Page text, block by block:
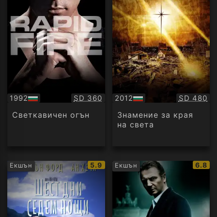
1992
БГ
аудио
Качество:
SD 360
Светкавичен огън
2012
БГ
аудио
SD 480
Знамение за края
на света
Екшън
IMDb
рейтинг:
5.9 Екшън
IMDb
6.8